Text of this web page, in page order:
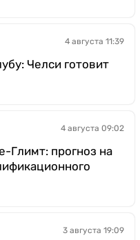
4 августа 11:39
Челси готовит
4 августа 09:02
Глимт: прогноз на
3 августа 19:09